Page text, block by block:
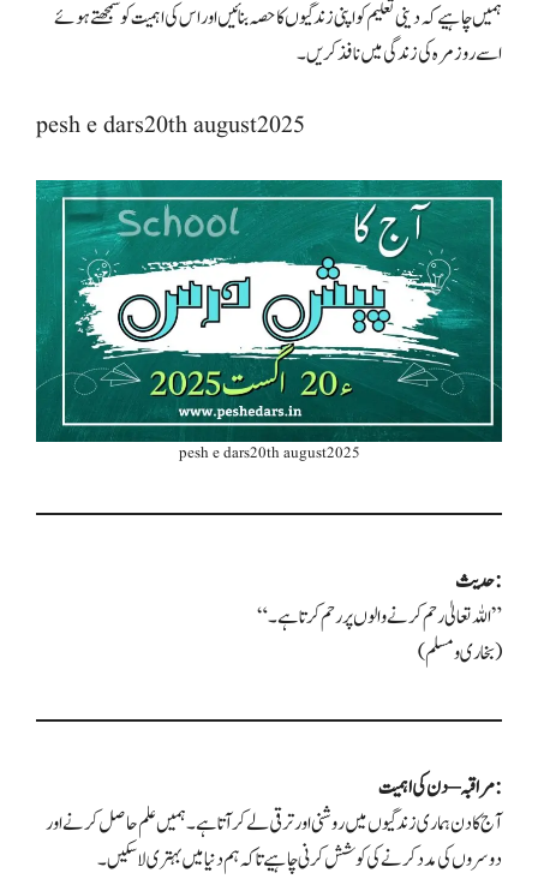
ہمیں چاہیے کہ دینی تعلیم کو اپنی زندگیوں کا حصہ بنائیں اور اس کی اہمیت کو سمجھتے ہوئے
اسے روزمرہ کی زندگی میں نافذ کریں۔
pesh e dars20th august2025
pesh e dars20th august2025
حدیث:
“اللہ تعالیٰ رحم کرنے والوں پر رحم کرتا ہے۔”
(بخاری و مسلم)
مراقبہ – دن کی اہمیت:
آج کا دن ہماری زندگیوں میں روشنی اور ترقی لے کر آتا ہے۔ ہمیں علم حاصل کرنے اور
دوسروں کی مدد کرنے کی کوشش کرنی چاہیے تاکہ ہم دنیا میں بہتری لا سکیں۔